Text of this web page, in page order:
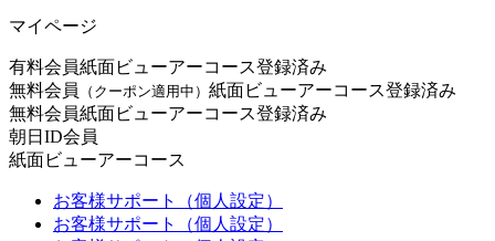
マイページ
有料会員紙面ビューアーコース登録済み
無料会員
（クーポン適用中） 紙面ビューアーコース登録済み
無料会員紙面ビューアーコース登録済み
朝日ID会員
紙面ビューアーコース
お客様サポート（個人設定）
お客様サポート（個人設定）